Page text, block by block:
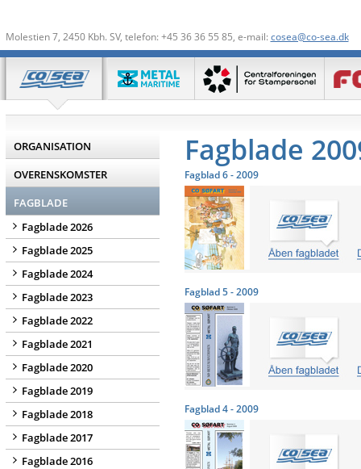
Molestien 7, 2450 Kbh. SV, telefon: +45 36 36 55 85, e-mail: cosea@co-sea.dk
ORGANISATION
OVERENSKOMSTER
FAGBLADE
Fagblade 2026
Fagblade 2025
Fagblade 2024
Fagblade 2023
Fagblade 2022
Fagblade 2021
Fagblade 2020
Fagblade 2019
Fagblade 2018
Fagblade 2017
Fagblade 2016
Fagblade
Fagblad 6 - 2009
Fagblad 5 - 2009
Fagblad 4 - 2009